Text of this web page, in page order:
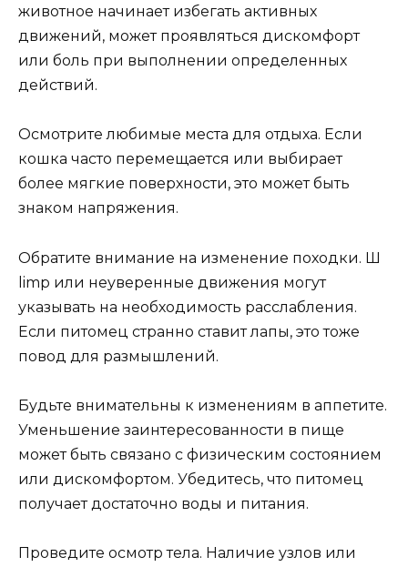
животное начинает избегать активных
движений, может проявляться дискомфорт
или боль при выполнении определенных
действий.
Осмотрите любимые места для отдыха. Если
кошка часто перемещается или выбирает
более мягкие поверхности, это может быть
знаком напряжения.
Обратите внимание на изменение походки. Ш
limp или неуверенные движения могут
указывать на необходимость расслабления.
Если питомец странно ставит лапы, это тоже
повод для размышлений.
Будьте внимательны к изменениям в аппетите.
Уменьшение заинтересованности в пище
может быть связано с физическим состоянием
или дискомфортом. Убедитесь, что питомец
получает достаточно воды и питания.
Проведите осмотр тела. Наличие узлов или